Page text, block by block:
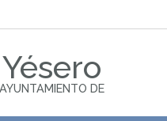
Yésero
AYUNTAMIENTO DE